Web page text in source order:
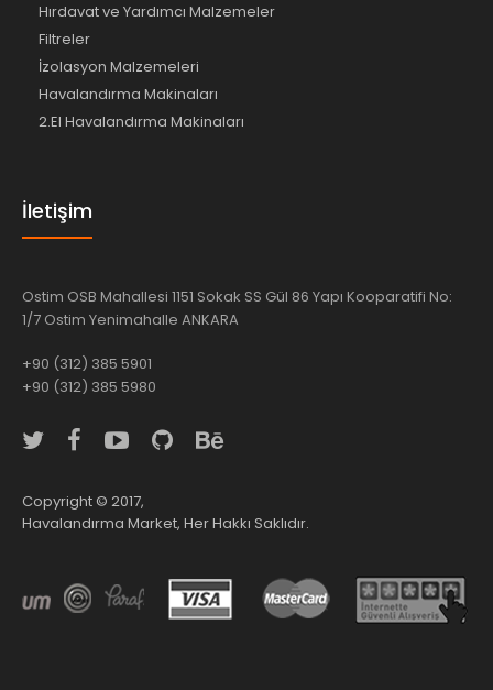
Hırdavat ve Yardımcı Malzemeler
Filtreler
İzolasyon Malzemeleri
Havalandırma Makinaları
2.El Havalandırma Makinaları
İletişim
Ostim OSB Mahallesi 1151 Sokak SS Gül 86 Yapı Kooparatifi No:
1/7 Ostim Yenimahalle ANKARA
+90 (312) 385 5901
+90 (312) 385 5980
Copyright © 2017,
Havalandırma Market, Her Hakkı Saklıdır.